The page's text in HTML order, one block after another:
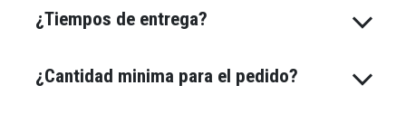
¿Tiempos de entrega?
¿Cantidad minima para el pedido?